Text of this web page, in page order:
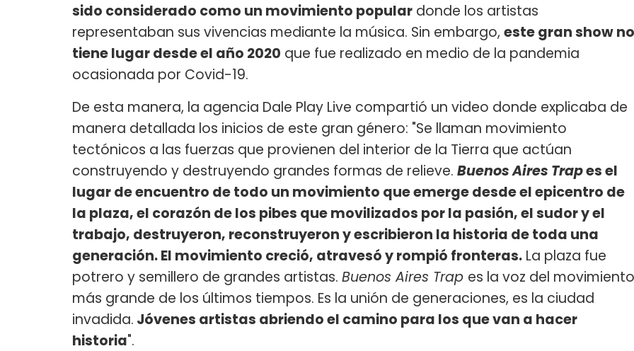
sido considerado como un movimiento popular donde los artistas
representaban sus vivencias mediante la música. Sin embargo, este gran show no
tiene lugar desde el año 2020 que fue realizado en medio de la pandemia
ocasionada por Covid-19.
De esta manera, la agencia Dale Play Live compartió un video donde explicaba de
manera detallada los inicios de este gran género: "Se llaman movimiento
tectónicos a las fuerzas que provienen del interior de la Tierra que actúan
construyendo y destruyendo grandes formas de relieve. Buenos Aires Trapes el
lugar de encuentro de todo un movimiento que emerge desde el epicentro de
la plaza, el corazón de los pibes que movilizados por la pasión, el sudor y el
trabajo, destruyeron, reconstruyeron y escribieron la historia de toda una
generación. El movimiento creció, atravesó y rompió fronteras. La plaza fue
potrero y semillero de grandes artistas. Buenos Aires Trap es la voz del movimiento
más grande de los últimos tiempos. Es la unión de generaciones, es la ciudad
invadida. Jóvenes artistas abriendo el camino para los que van a hacer
historia".